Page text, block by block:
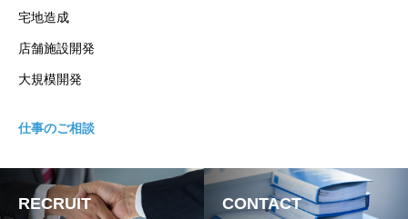
宅地造成
店舗施設開発
大規模開発
仕事のご相談
RECRUIT CONTACT